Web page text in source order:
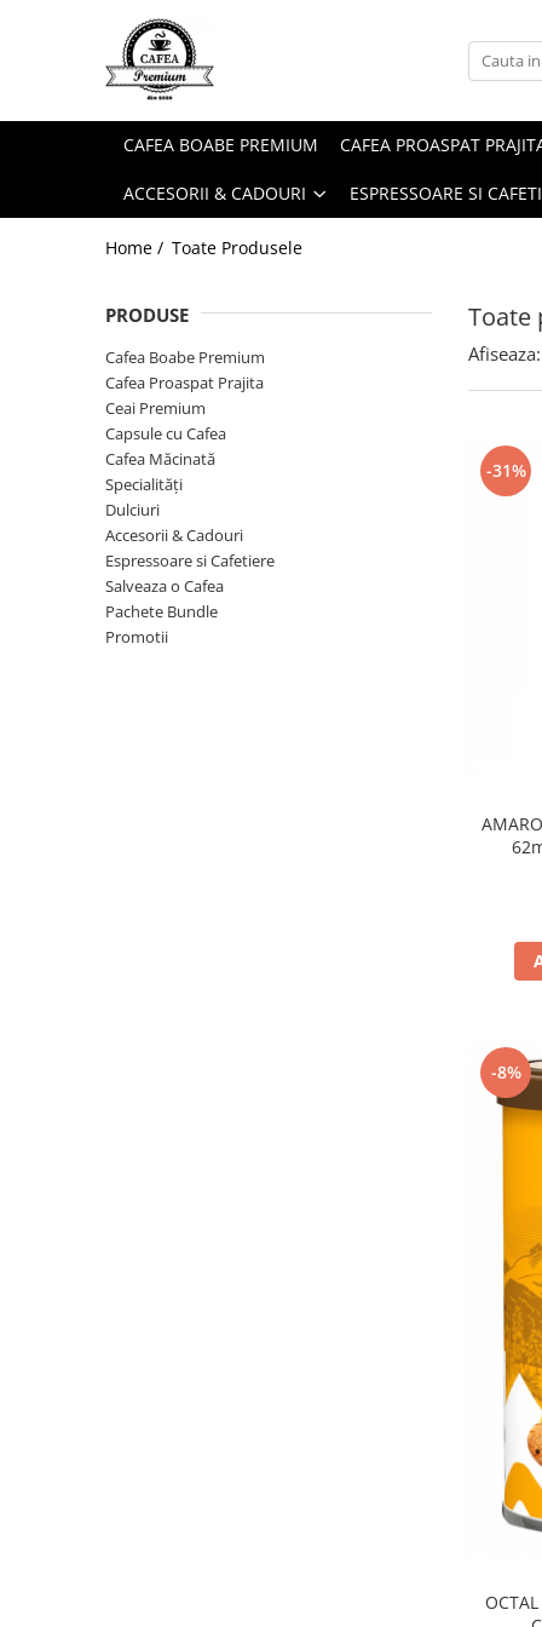
Ceai Premium
Capsule cu Cafea
Specialități
Ciocolată Caldă / Cappuccino
Dulciuri
Ciocolata & Praline
Dropsuri/Jeleuri
Guma de Mestecat
Napolitane
Nuci, Alune si Fructe Deshidratate
Prajituri Ambalate
Accesorii & Cadouri
Lapte pentru Cafea
Pahare / Capace / Palete
Ulei și Oțet
Ustensile Diverse
Zahăr, Miere & Îndulcitori
CAFEA BOABE PREMIUM CAFEA PROASPAT
ACCESORII & CADOURI ESPRESSOARE SI
Home / Toate Produsele
Toate
PRODUSE
Cafea Boabe Premium
Cafea Proaspat Prajita
Ceai Premium
Capsule cu Cafea
Cafea Măcinată
Specialități
Dulciuri
Accesorii & Cadouri
Espressoare si Cafetiere
Salveaza o Cafea
Pachete Bundle
Promotii
Afiseaza:
-31%
-8%